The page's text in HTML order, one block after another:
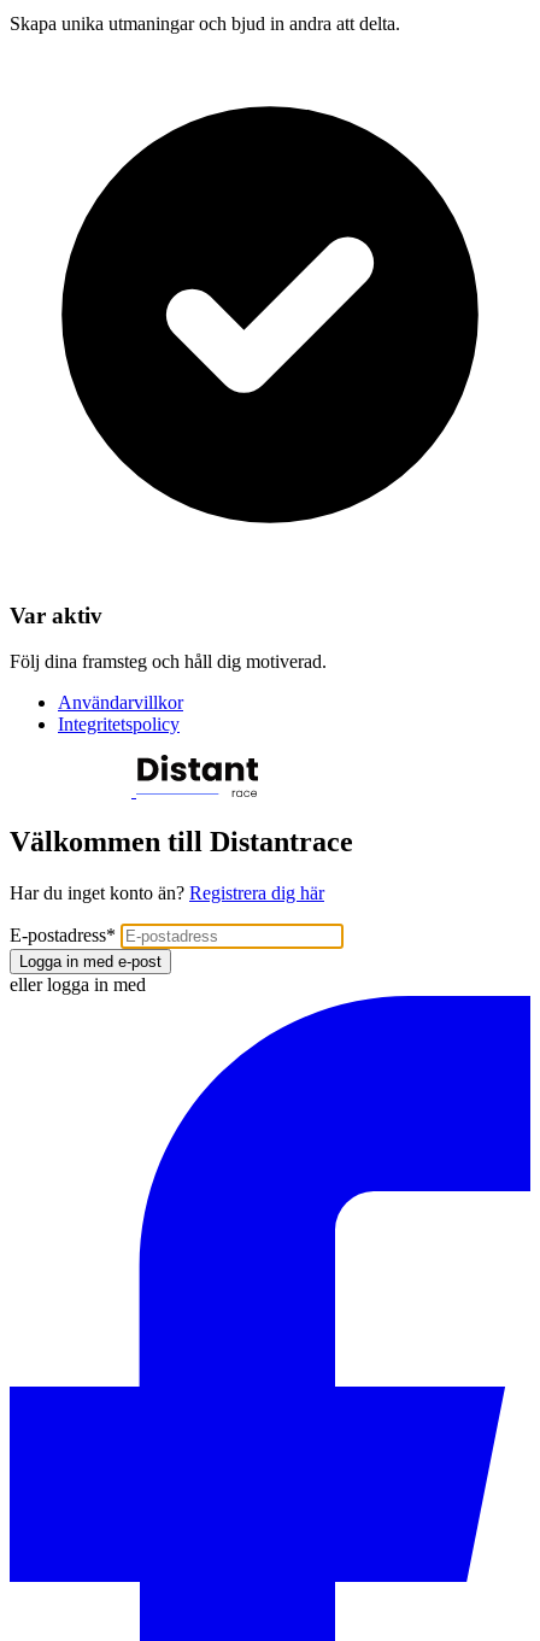
Skapa unika utmaningar och bjud in andra att delta.
Var aktiv
Följ dina framsteg och håll dig motiverad.
Användarvillkor
Integritetspolicy
Välkommen till Distantrace
Har du inget konto än? Registrera dig här
E-postadress*
Logga in med e-post
eller logga in med